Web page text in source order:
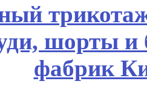
шорты
фабрик